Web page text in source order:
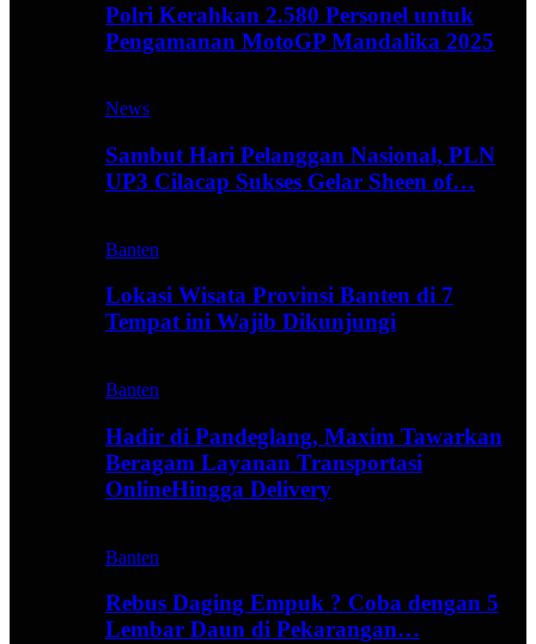
Polri Kerahkan 2.580 Personel untuk
Pengamanan MotoGP Mandalika 2025
News
Sambut Hari Pelanggan Nasional, PLN
UP3 Cilacap Sukses Gelar Sheen of…
Banten
Lokasi Wisata Provinsi Banten di 7
Tempat ini Wajib Dikunjungi
Banten
Hadir di Pandeglang, Maxim Tawarkan
Beragam Layanan Transportasi
OnlineHingga Delivery
Banten
Rebus Daging Empuk ? Coba dengan 5
Lembar Daun di Pekarangan…